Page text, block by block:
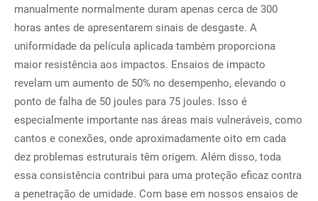
manualmente normalmente duram apenas cerca de 300
horas antes de apresentarem sinais de desgaste. A
uniformidade da película aplicada também proporciona
maior resistência aos impactos. Ensaios de impacto
revelam um aumento de 50% no desempenho, elevando o
ponto de falha de 50 joules para 75 joules. Isso é
especialmente importante nas áreas mais vulneráveis, como
cantos e conexões, onde aproximadamente oito em cada
dez problemas estruturais têm origem. Além disso, toda
essa consistência contribui para uma proteção eficaz contra
a penetração de umidade. Com base em nossos ensaios de